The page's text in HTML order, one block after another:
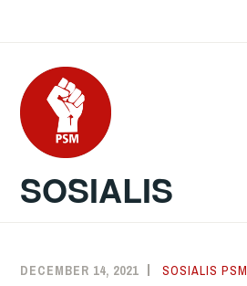
content
SOSIALIS
DECEMBER 14, 2021 SOSIALIS PSM